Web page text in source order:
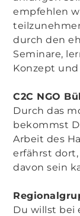
empfehlen
durch den
Seminare,
Konzept
C2C NGO
Durch das
bekommst
Arbeit des
erfährst
davon sein
Du willst bei